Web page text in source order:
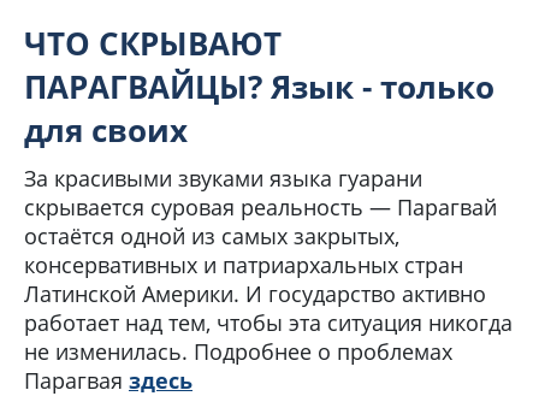
ЧТО СКРЫВАЮТ
ПАРАГВАЙЦЫ? Язык - только
для своих
За красивыми звуками языка гуарани
скрывается суровая реальность — Парагвай
остаётся одной из самых закрытых,
консервативных и патриархальных стран
Латинской Америки. И государство активно
работает над тем, чтобы эта ситуация никогда
не изменилась. Подробнее о проблемах
Парагвая здесь